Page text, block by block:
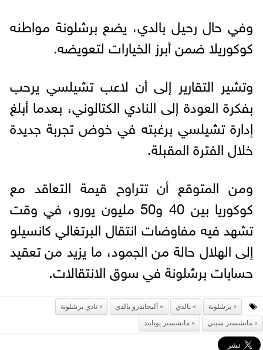
وفي حال رحيل بالدي، يضع برشلونة مواطنه
كوكوريلا ضمن أبرز الخيارات لتعويضه.
وتشير التقارير إلى أن لاعب تشيلسي يرحب
بفكرة العودة إلى النادي الكتالوني، بعدما أبلغ
إدارة تشيلسي برغبته في خوض تجربة جديدة
خلال الفترة المقبلة.
ومن المتوقع أن تتراوح قيمة التعاقد مع
كوكوريا بين 40 و50 مليون يورو، في وقت
تشهد فيه مفاوضات انتقال البرتغالي كانسيلو
إلى الهلال حالة من الجمود، ما يزيد من تعقيد
حسابات برشلونة في سوق الانتقالات.
برشلونة بالدي أليخاندرو بالدي
نادي برشلونة
مانشستر سيتي
مانشستر يونايتد